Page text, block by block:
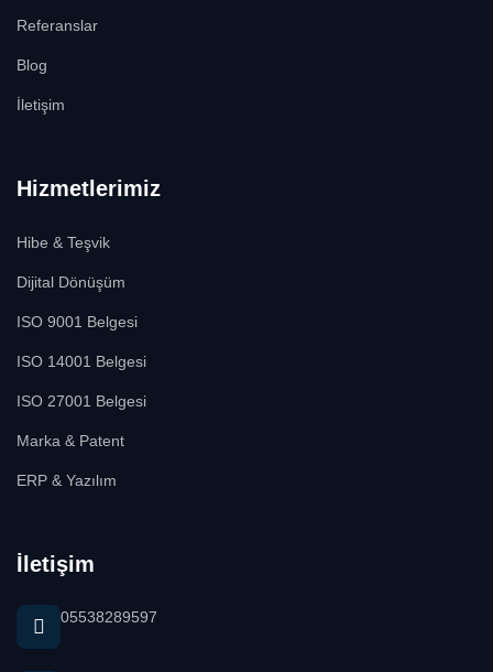
Referanslar
Blog
İletişim
Hizmetlerimiz
Hibe & Teşvik
Dijital Dönüşüm
ISO 9001 Belgesi
ISO 14001 Belgesi
ISO 27001 Belgesi
Marka & Patent
ERP & Yazılım
İletişim
05538289597